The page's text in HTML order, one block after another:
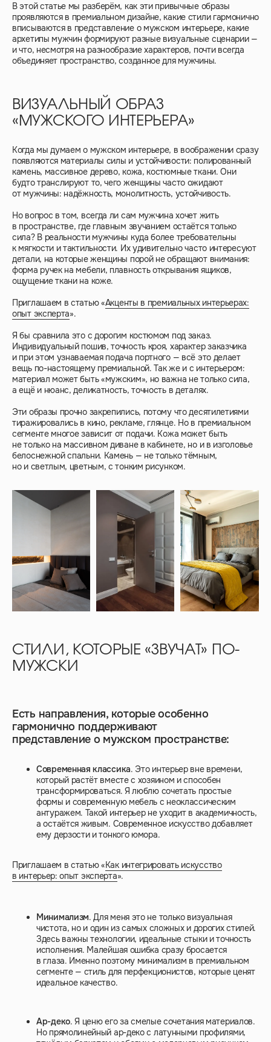
В этой статье мы разберём, как эти привычные образы
проявляются в премиальном дизайне, какие стили гармонично
вписываются в представление о мужском интерьере, какие
архетипы мужчин формируют разные визуальные сценарии —
и что, несмотря на разнообразие характеров, почти всегда
объединяет пространство, созданное для мужчины.
ВИЗУАЛЬНЫЙ ОБРАЗ
«МУЖСКОГО ИНТЕРЬЕРА»
Когда мы думаем о мужском интерьере, в воображении сразу
появляются материалы силы и устойчивости: полированный
камень, массивное дерево, кожа, костюмные ткани. Они
будто транслируют то, чего женщины часто ожидают
от мужчины: надёжность, монолитность, устойчивость.
Но вопрос в том, всегда ли сам мужчина хочет жить
в пространстве, где главным звучанием остаётся только
сила? В реальности мужчины куда более требовательны
к мягкости и тактильности. Их удивительно часто интересуют
детали, на которые женщины порой не обращают внимания:
форма ручек на мебели, плавность открывания ящиков,
ощущение ткани на коже.
Приглашаем в статью «Акценты в премиальных интерьерах:
опыт эксперта».
Я бы сравнила это с дорогим костюмом под заказ.
Индивидуальный пошив, точность кроя, характер заказчика
и при этом узнаваемая подача портного — всё это делает
вещь по-настоящему премиальной. Так же и с интерьером:
материал может быть «мужским», но важна не только сила,
а ещё и нюанс, деликатность, точность в деталях.
Эти образы прочно закрепились, потому что десятилетиями
тиражировались в кино, рекламе, глянце. Но в премиальном
сегменте многое зависит от подачи. Кожа может быть
не только на массивном диване в кабинете, но и в изголовье
белоснежной спальни. Камень — не только тёмным,
но и светлым, цветным, с тонким рисунком.
СТИЛИ, КОТОРЫЕ «ЗВУЧАТ» ПО-
МУЖСКИ
Есть направления, которые особенно
гармонично поддерживают
представление о мужском пространстве:
Современная классика. Это интерьер вне времени,
который растёт вместе с хозяином и способен
трансформироваться. Я люблю сочетать простые
формы и современную мебель с неоклассическим
антуражем. Такой интерьер не уходит в академичность,
а остаётся живым. Современное искусство добавляет
ему дерзости и тонкого юмора.
Приглашаем в статью «Как интегрировать искусство
в интерьер: опыт эксперта».
Минимализм. Для меня это не только визуальная
чистота, но и один из самых сложных и дорогих стилей.
Здесь важны технологии, идеальные стыки и точность
исполнения. Малейшая ошибка сразу бросается
в глаза. Именно поэтому минимализм в премиальном
сегменте — стиль для перфекционистов, которые ценят
идеальное качество.
Ар-деко. Я ценю его за смелые сочетания материалов.
Но прямолинейный ар-деко с латунными профилями,